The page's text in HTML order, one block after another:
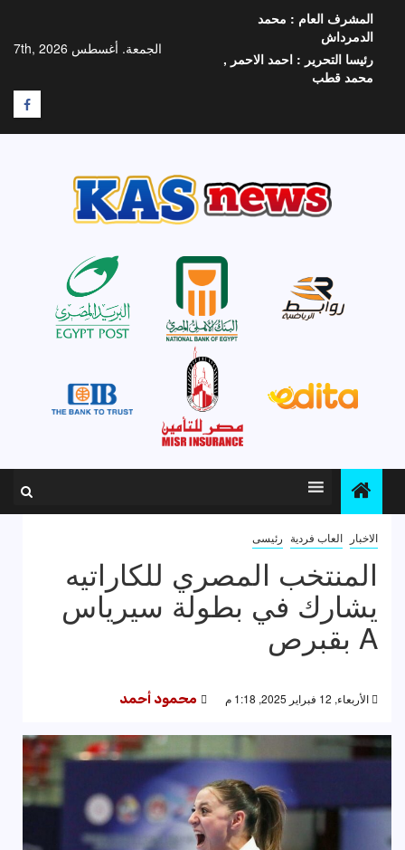
المحتوى
الجمعة. أغسطس 7th, 2026
المشرف العام : محمد
الدمرداش
رئيسا التحرير : احمد الاحمر ,
محمد قطب
F
الاخبار العاب فردية رئيسى
المنتخب المصري للكاراتيه
يشارك في بطولة سيرياس
A بقبرص
الأربعاء, 12 فبراير 2025, 1:18 م محمود أحمد